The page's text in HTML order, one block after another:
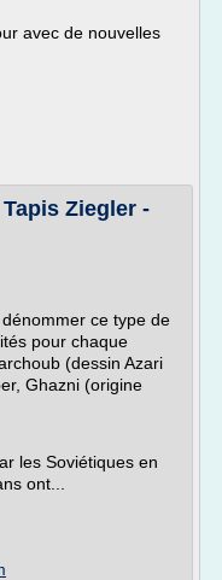
avec de nouvelles
Tapis Ziegler -
ce type de
pour chaque
(dessin Azari
Ghazni (origine
les Soviétiques en
ont...